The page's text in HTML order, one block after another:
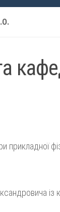
прикладної
із